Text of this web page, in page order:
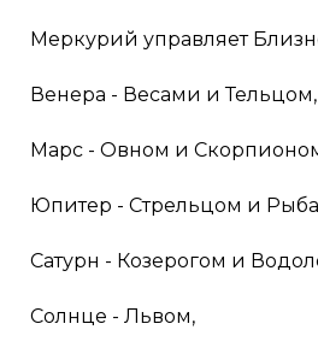
Меркурий управляет
Венера - Весами и Тельцом,
Марс - Овном и
Юпитер - Стрельцом и
Сатурн - Козерогом и
Солнце - Львом,